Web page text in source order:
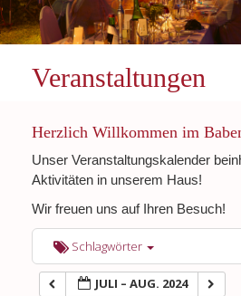
Veranstaltungen
Herzlich Willkommen im
Unser Veranstaltungskalender
Aktivitäten in unserem Haus!
Wir freuen uns auf Ihren Besuch!
Schlagwörter
JULI – AUG. 2024